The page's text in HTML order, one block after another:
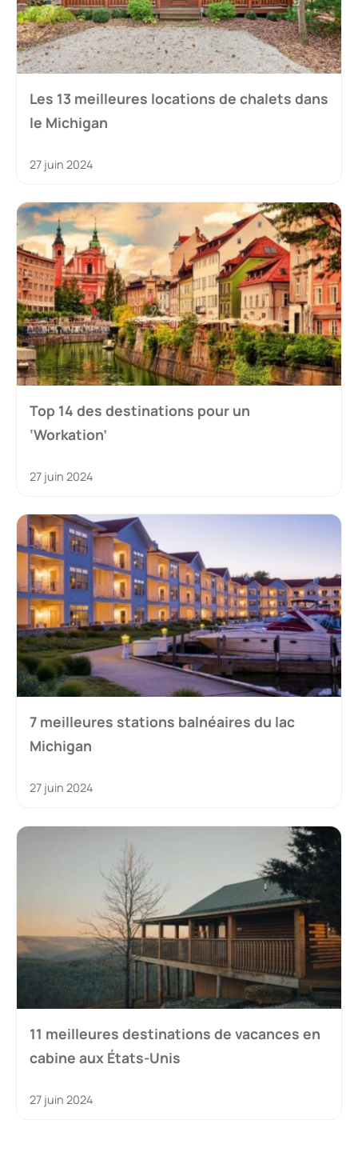
Les 13 meilleures locations de chalets dans
le Michigan
27 juin 2024
Top 14 des destinations pour un
‘Workation’
27 juin 2024
7 meilleures stations balnéaires du lac
Michigan
27 juin 2024
11 meilleures destinations de vacances en
cabine aux États-Unis
27 juin 2024